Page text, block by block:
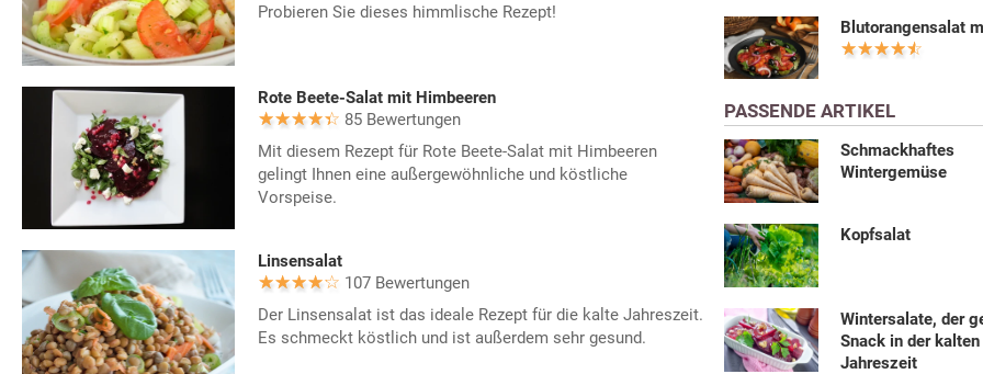
Probieren Sie dieses himmlische Rezept!
Rote Beete-Salat mit Himbeeren
85 Bewertungen
Mit diesem Rezept für Rote Beete-Salat mit Himbeeren
gelingt Ihnen eine außergewöhnliche und köstliche
Vorspeise.
Linsensalat
107 Bewertungen
Der Linsensalat ist das ideale Rezept für die kalte Jahreszeit.
Es schmeckt köstlich und ist außerdem sehr gesund.
Blutorangensalat
PASSENDE ARTIKEL
Schmackhaftes
Wintergemüse
Kopfsalat
Wintersalate, der
Snack in der kalten
Jahreszeit